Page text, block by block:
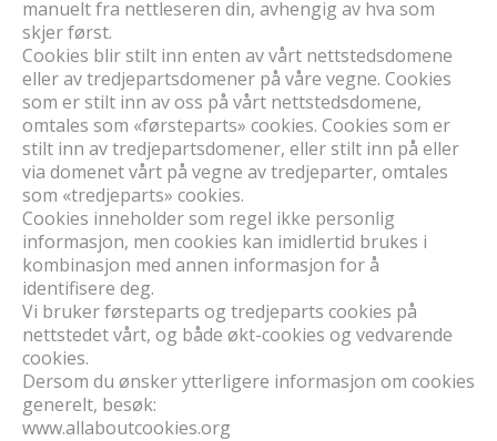
manuelt fra nettleseren din, avhengig av hva som
skjer først.
Cookies blir stilt inn enten av vårt nettstedsdomene
eller av tredjepartsdomener på våre vegne. Cookies
som er stilt inn av oss på vårt nettstedsdomene,
omtales som «førsteparts» cookies. Cookies som er
stilt inn av tredjepartsdomener, eller stilt inn på eller
via domenet vårt på vegne av tredjeparter, omtales
som «tredjeparts» cookies.
Cookies inneholder som regel ikke personlig
informasjon, men cookies kan imidlertid brukes i
kombinasjon med annen informasjon for å
identifisere deg.
Vi bruker førsteparts og tredjeparts cookies på
nettstedet vårt, og både økt-cookies og vedvarende
cookies.
Dersom du ønsker ytterligere informasjon om cookies
generelt, besøk:
www.allaboutcookies.org